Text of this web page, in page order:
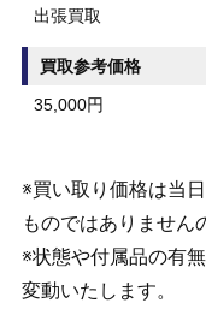
出張買取
買取参考価格
35,000円
※買い取り価格は当
ものではありません
※状態や付属品の有
変動いたします。